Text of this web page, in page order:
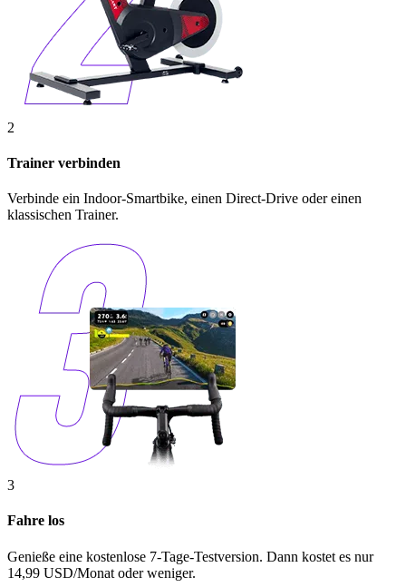
2
Trainer​ ​verbinden
Verbinde ein Indoor-Smartbike, einen Direct-Drive oder einen
klassischen Trainer.
3
Fahre los
Genieße eine kostenlose 7-Tage-Testversion. Dann kostet es nur
14,99 USD/Monat oder weniger.